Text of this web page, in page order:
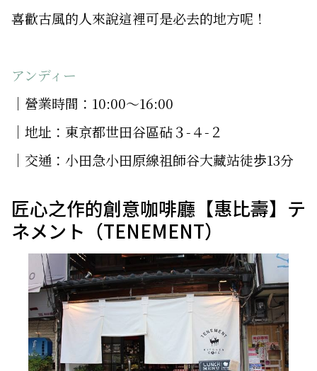
喜歡古風的人來說這裡可是必去的地方呢！
アンディー
│營業時間：10:00～16:00
│地址：東京都世田谷區砧３-４-２
│交通：小田急小田原線祖師谷大藏站徒歩13分
匠心之作的創意咖啡廳【惠比壽】テ
ネメント（TENEMENT）